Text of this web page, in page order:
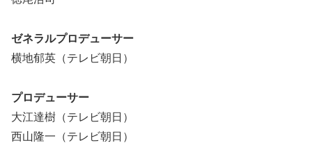
ゼネラルプロデューサー
横地郁英（テレビ朝日）
プロデューサー
大江達樹（テレビ朝日）
西山隆一（テレビ朝日）